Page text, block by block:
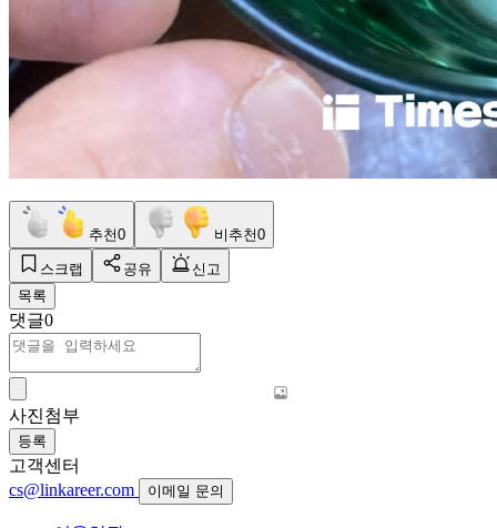
추천0 비추천0
스크랩 공유
신고
목록
댓글0
사진첨부
등록
고객센터
cs@linkareer.com
이메일 문의